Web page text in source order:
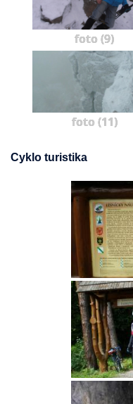
foto (9)
foto (11)
Cyklo turistika